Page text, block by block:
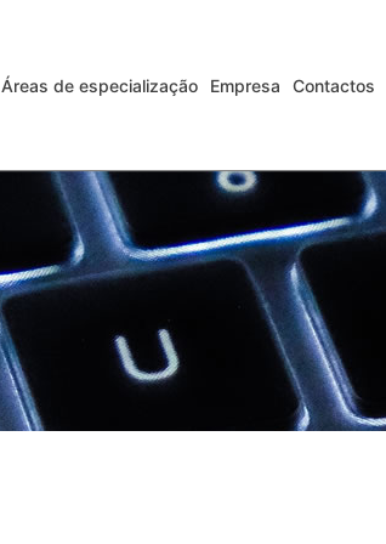
Áreas de especialização Empresa Contactos